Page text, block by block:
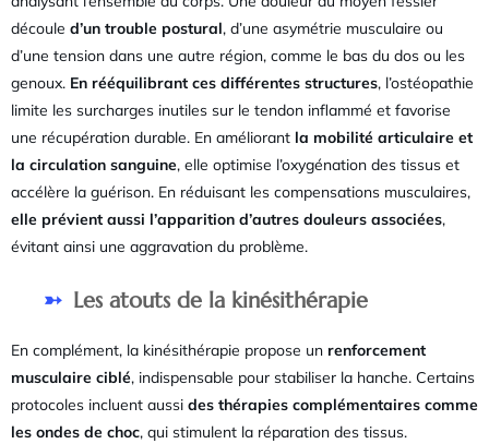
découle d’un trouble postural, d’une asymétrie musculaire ou
d’une tension dans une autre région, comme le bas du dos ou les
genoux. En rééquilibrant ces différentes structures, l’ostéopathie
limite les surcharges inutiles sur le tendon inflammé et favorise
une récupération durable. En améliorant la mobilité articulaire et
la circulation sanguine, elle optimise l’oxygénation des tissus et
accélère la guérison. En réduisant les compensations musculaires,
elle prévient aussi l’apparition d’autres douleurs associées,
évitant ainsi une aggravation du problème.
Les atouts de la kinésithérapie
En complément, la kinésithérapie propose un renforcement
musculaire ciblé, indispensable pour stabiliser la hanche. Certains
protocoles incluent aussi des thérapies complémentaires comme
les ondes de choc, qui stimulent la réparation des tissus.